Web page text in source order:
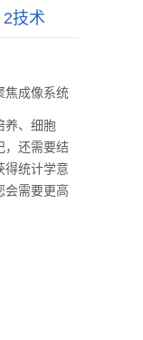
技术
成像系统
、细胞
，还需要结
得统计学意
会需要更高